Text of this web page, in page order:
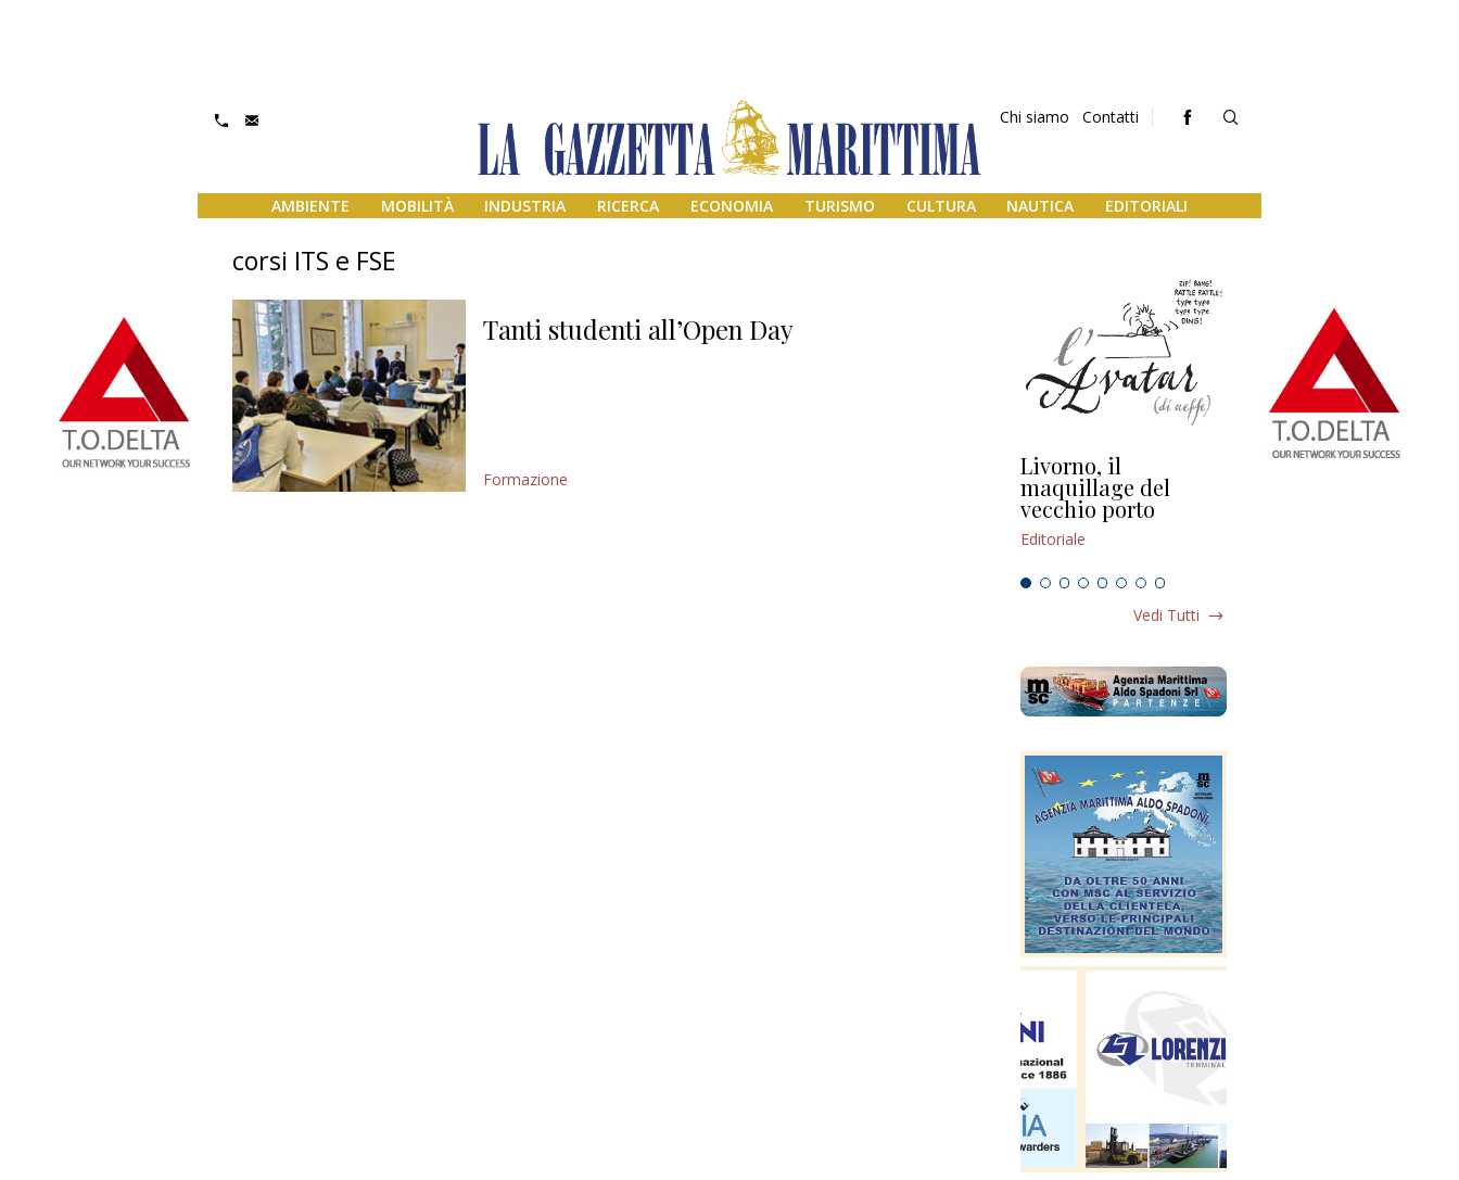
Chi siamo Contatti
AMBIENTE MOBILITÀ INDUSTRIA RICERCA ECONOMIA TURISMO CULTURA NAUTICA EDITORIALI
corsi ITS e FSE
Tanti studenti all’Open Day
Formazione Livorno, il
maquillage del
vecchio porto
Editoriale
L’uscita di scena di
Vedi Tutti